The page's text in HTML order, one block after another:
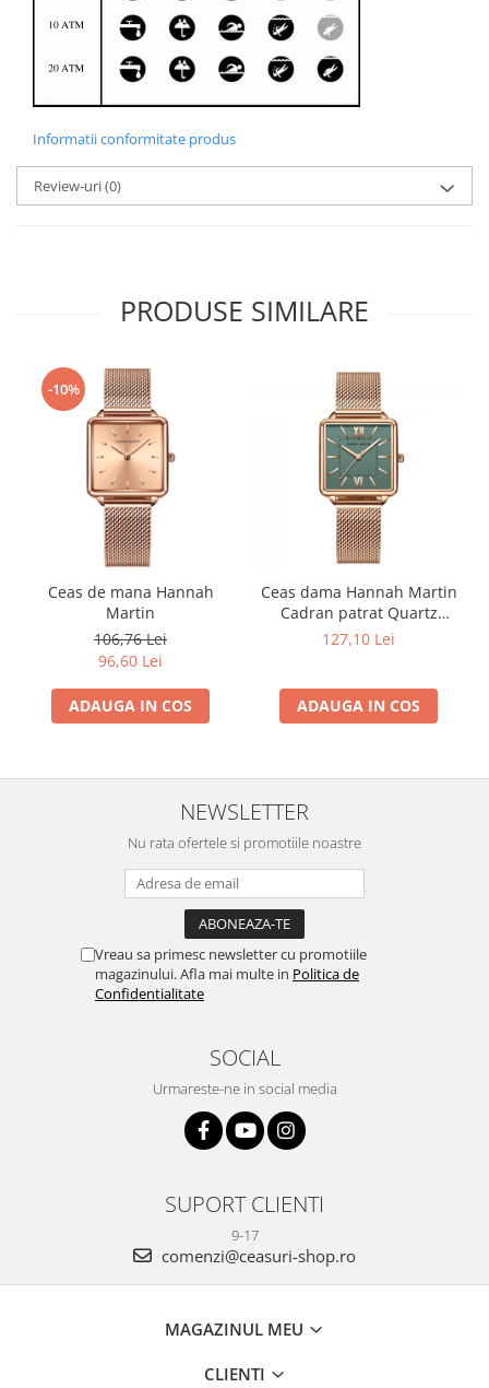
Informatii conformitate produs
Review-uri(0)
PRODUSE SIMILARE
-10%
Ceas de mana Hannah
Martin
106,76 Lei
96,60 Lei
ADAUGA IN COS
Ceas dama Hannah Martin
Cadran patrat Quartz
Analog Elegant Auriu verde
127,10 Lei
ADAUGA IN COS
NEWSLETTER
Nu rata ofertele si promotiile noastre
Vreau sa primesc newsletter cu promotiile
magazinului. Afla mai multe in Politica de
Confidentialitate
SOCIAL
Urmareste-ne in social media
SUPORT CLIENTI
9-17
comenzi@ceasuri-shop.ro
MAGAZINUL MEU
CLIENTI